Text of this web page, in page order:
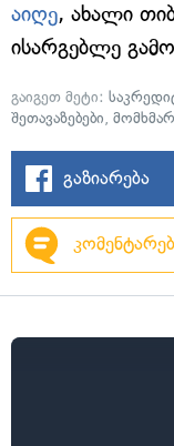
აიღე, ახალი
ისარგებლე
გაიგეთ მეტი:
შეთავაზებები,
გაზიარება